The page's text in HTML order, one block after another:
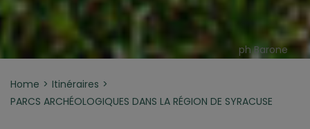
ph Barone
Home
Itinéraires
PARCS ARCHÉOLOGIQUES DANS LA RÉGION DE SYRACUSE